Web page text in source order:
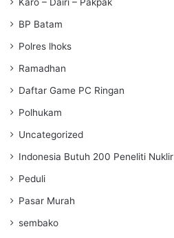
Karo – Dairi – Pakpak
BP Batam
Polres lhoks
Ramadhan
Daftar Game PC Ringan
Polhukam
Uncategorized
Indonesia Butuh 200 Peneliti Nuklir
Peduli
Pasar Murah
sembako